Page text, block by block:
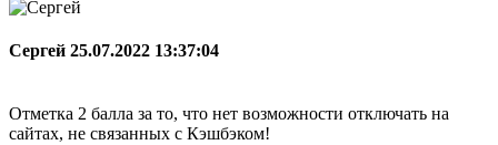
Сергей 25.07.2022 13:37:04
Отметка 2 балла за то, что нет возможности отключать на
сайтах, не связанных с Кэшбэком!